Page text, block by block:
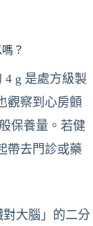
？
4 g 是處方級製
觀察到心房顫
保養量。若健
帶去門診或藥
大腦」的二分